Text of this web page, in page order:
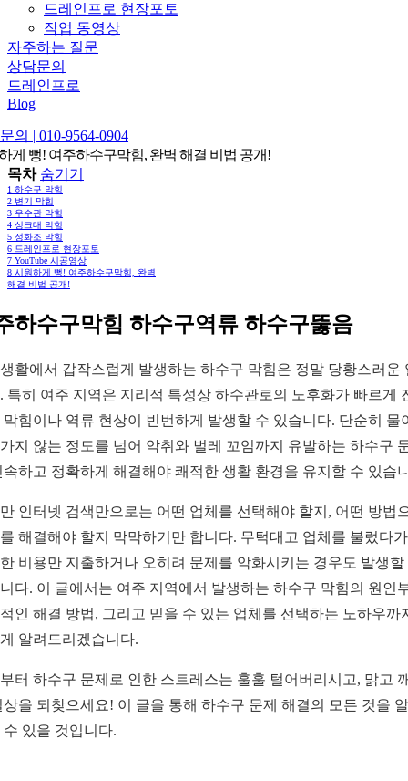
드레인프로 현장포토
작업 동영상
자주하는 질문
상담문의
드레인프로
Blog
의 | 010-9564-0904
게 뻥! 여주하수구막힘, 완벽 해결 비법 공개!
목차 숨기기
1 하수구 막힘
2 변기 막힘
3 우수관 막힘
4 싱크대 막힘
5 정화조 막힘
6 드레인프로 현장포토
7 YouTube 시공영상
8 시원하게 뻥! 여주하수구막힘, 완벽
해결 비법 공개!
하수구막힘 하수구역류 하수구뚫음
활에서 갑작스럽게 발생하는 하수구 막힘은 정말 당황스러운
특히 여주 지역은 지리적 특성상 하수관로의 노후화가 빠르게
막힘이나 역류 현상이 빈번하게 발생할 수 있습니다. 단순히 물
지 않는 정도를 넘어 악취와 벌레 꼬임까지 유발하는 하수구
속하고 정확하게 해결해야 쾌적한 생활 환경을 유지할 수 있습
인터넷 검색만으로는 어떤 업체를 선택해야 할지, 어떤 방법
해결해야 할지 막막하기만 합니다. 무턱대고 업체를 불렀다
비용만 지출하거나 오히려 문제를 악화시키는 경우도 발생할
다. 이 글에서는 여주 지역에서 발생하는 하수구 막힘의 원인
인 해결 방법, 그리고 믿을 수 있는 업체를 선택하는 노하우까
알려드리겠습니다.
터 하수구 문제로 인한 스트레스는 훌훌 털어버리시고, 맑고
상을 되찾으세요! 이 글을 통해 하수구 문제 해결의 모든 것을
수 있을 것입니다.